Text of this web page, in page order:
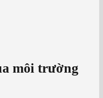
môi trường